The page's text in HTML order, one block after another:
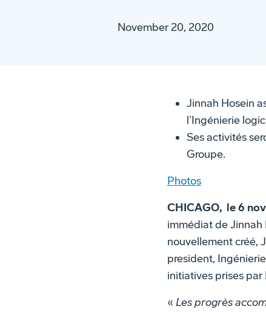
November 20, 2020
Jinnah Hosein
l’Ingénierie
Ses activités
Groupe.
Photos
CHICAGO, le 6
immédiat de Jinnah
nouvellement créé,
president,
initiatives prises par
« Les progrès